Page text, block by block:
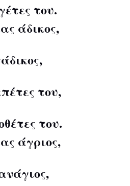
του.
άδικος,
του,
του.
άγριος,